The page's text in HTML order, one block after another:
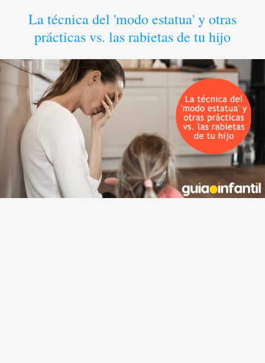
La técnica del 'modo estatua' y otras
prácticas vs. las rabietas de tu hijo